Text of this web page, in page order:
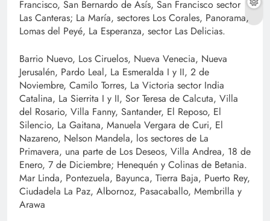
Francisco, San Bernardo de Asís, San Francisco sector
Las Canteras; La María, sectores Los Corales, Panorama,
Lomas del Peyé, La Esperanza, sector Las Delicias.
Barrio Nuevo, Los Ciruelos, Nueva Venecia, Nueva
Jerusalén, Pardo Leal, La Esmeralda I y II, 2 de
Noviembre, Camilo Torres, La Victoria sector India
Catalina, La Sierrita I y II, Sor Teresa de Calcuta, Villa
del Rosario, Villa Fanny, Santander, El Reposo, El
Silencio, La Gaitana, Manuela Vergara de Curi, El
Nazareno, Nelson Mandela, los sectores de La
Primavera, una parte de Los Deseos, Villa Andrea, 18 de
Enero, 7 de Diciembre; Henequén y Colinas de Betania.
Mar Linda, Pontezuela, Bayunca, Tierra Baja, Puerto Rey,
Ciudadela La Paz, Albornoz, Pasacaballo, Membrilla y
Arawa